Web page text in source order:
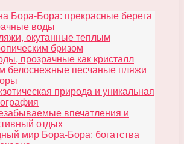
Бора-Бора: прекрасные берега
воды
окутанные теплым
бризом
прозрачные как кристалл
белоснежные песчаные пляжи
природа и уникальная
впечатления и
отдых
мир Бора-Бора: богатства